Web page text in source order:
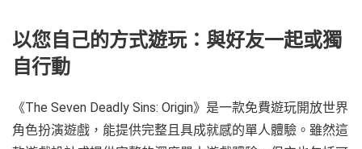
以您自己的方式遊玩：與好友一起或獨
自行動
《The Seven Deadly Sins: Origin》是一款免費遊玩開放世界
角色扮演遊戲，能提供完整且具成就感的單人體驗。雖然這